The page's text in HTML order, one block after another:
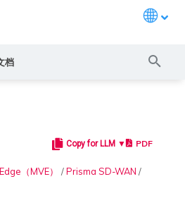
档
概述
创建 LAG
11:11 Systems
概述
概述
路由过滤
创建 MVE 概述
创建 MVE 概述
使用 Juniper SSR 创建 MVE
IX 要求
编辑 IX
MegaIX 功能概述
激活 Port
Port 或 VXC 中断或抖动
MCR 中断或不可用
MVE 中断或不可用
IX 连接性
云服务提供商互联地址空间
Copy for LLM ▼ PDF
（MVE） / Prisma SD-WAN /